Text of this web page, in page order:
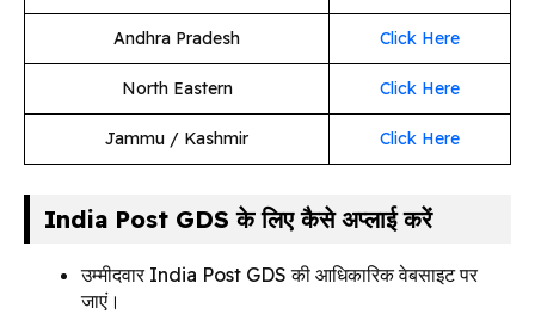
Andhra Pradesh Click Here
North Eastern Click Here
Jammu / Kashmir Click Here
India Post GDS के लिए कैसे अप्लाई करें
उम्मीदवार India Post GDS की आधिकारिक वेबसाइट पर
जाएं।